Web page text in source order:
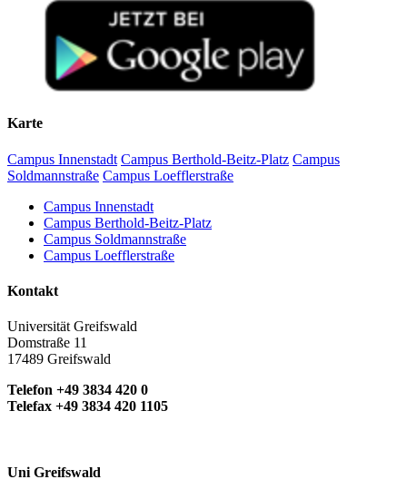
Karte
Campus Innenstadt Campus Berthold-Beitz-Platz Campus
Soldmannstraße Campus Loefflerstraße
Campus Innenstadt
Campus Berthold-Beitz-Platz
Campus Soldmannstraße
Campus Loefflerstraße
Kontakt
Universität Greifswald
Domstraße 11
17489 Greifswald
Telefon +49 3834 420 0
Telefax +49 3834 420 1105
Uni Greifswald